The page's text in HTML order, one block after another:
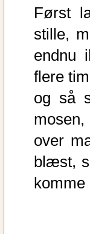
Først
stille,
endnu
flere
og så
over
blæst,
komme